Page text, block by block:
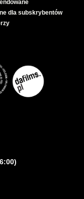
dla subskrybentów